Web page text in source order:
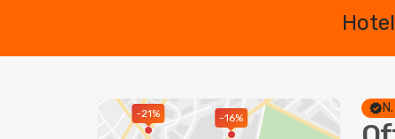
-21% -16%